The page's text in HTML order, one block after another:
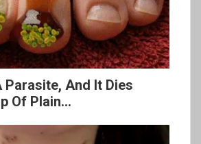
Parasite, And It Dies
Of Plain...